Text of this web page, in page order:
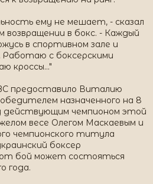
ему не мешает, - сказал
возвращении в бокс. - Каждый
в спортивном зале и
Работаю с боксерскими
кроссы..."
предоставило Виталию
назначенного на 8
действующим чемпионом этой
весе Олегом Маскаевым и
чемпионского титула
боксер
бой может состояться
года.